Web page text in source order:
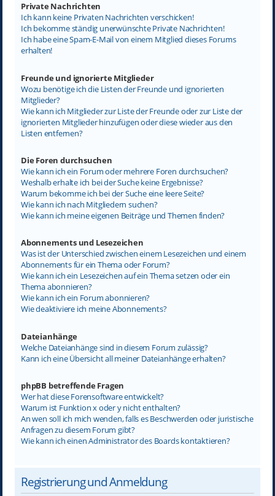
Private Nachrichten
Ich kann keine Privaten Nachrichten verschicken!
Ich bekomme ständig unerwünschte Private Nachrichten!
Ich habe eine Spam-E-Mail von einem Mitglied dieses Forums
erhalten!
Freunde und ignorierte Mitglieder
Wozu benötige ich die Listen der Freunde und ignorierten
Mitglieder?
Wie kann ich Mitglieder zur Liste der Freunde oder zur Liste der
ignorierten Mitglieder hinzufügen oder diese wieder aus den
Listen entfernen?
Die Foren durchsuchen
Wie kann ich ein Forum oder mehrere Foren durchsuchen?
Weshalb erhalte ich bei der Suche keine Ergebnisse?
Warum bekomme ich bei der Suche eine leere Seite?
Wie kann ich nach Mitgliedern suchen?
Wie kann ich meine eigenen Beiträge und Themen finden?
Abonnements und Lesezeichen
Was ist der Unterschied zwischen einem Lesezeichen und einem
Abonnements für ein Thema oder Forum?
Wie kann ich ein Lesezeichen auf ein Thema setzen oder ein
Thema abonnieren?
Wie kann ich ein Forum abonnieren?
Wie deaktiviere ich meine Abonnements?
Dateianhänge
Welche Dateianhänge sind in diesem Forum zulässig?
Kann ich eine Übersicht all meiner Dateianhänge erhalten?
phpBB betreffende Fragen
Wer hat diese Forensoftware entwickelt?
Warum ist Funktion x oder y nicht enthalten?
An wen soll ich mich wenden, falls es Beschwerden oder juristische
Anfragen zu diesem Forum gibt?
Wie kann ich einen Administrator des Boards kontaktieren?
Registrierung und Anmeldung